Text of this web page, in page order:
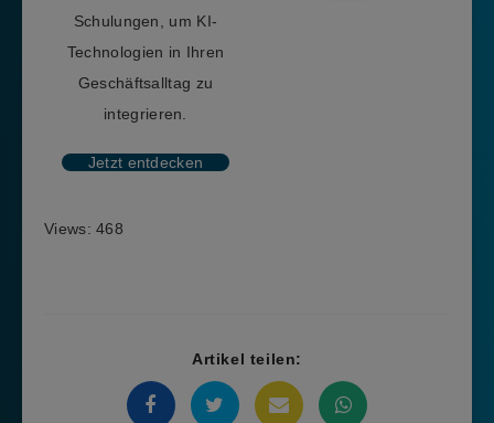
Schulungen, um KI-
Technologien in Ihren
Geschäftsalltag zu
integrieren.
Jetzt entdecken
Views: 468
Artikel teilen: